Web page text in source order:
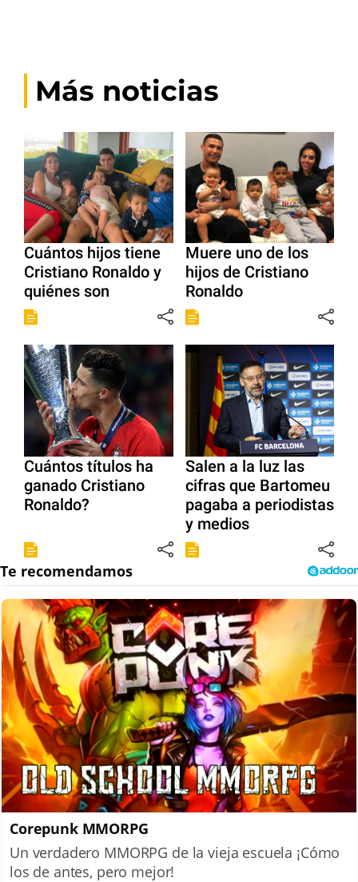
Más noticias
Cuántos hijos tiene
Cristiano Ronaldo y
quiénes son
Muere uno de los
hijos de Cristiano
Ronaldo
Cuántos títulos ha
ganado Cristiano
Ronaldo?
Salen a la luz las
cifras que Bartomeu
pagaba a periodistas
y medios
Corepunk MMORPG
Un verdadero MMORPG de la vieja escuela ¡Cómo
los de antes, pero mejor!